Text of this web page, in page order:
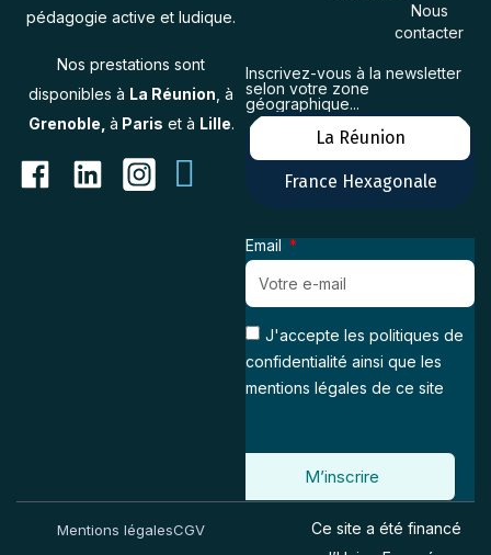
pédagogie active et ludique.
Nos prestations sont
disponibles à La Réunion , à
Grenoble, à Paris et à Lille.
Nous
contacter
Inscrivez-vous à la newsletter
selon votre zone
géographique...
La Réunion
France Hexagonale
Email
J'accepte les politiques de
confidentialité ainsi que les
mentions légales de ce site
M’inscrire
Mentions légalesCGV
Ce site a été financé